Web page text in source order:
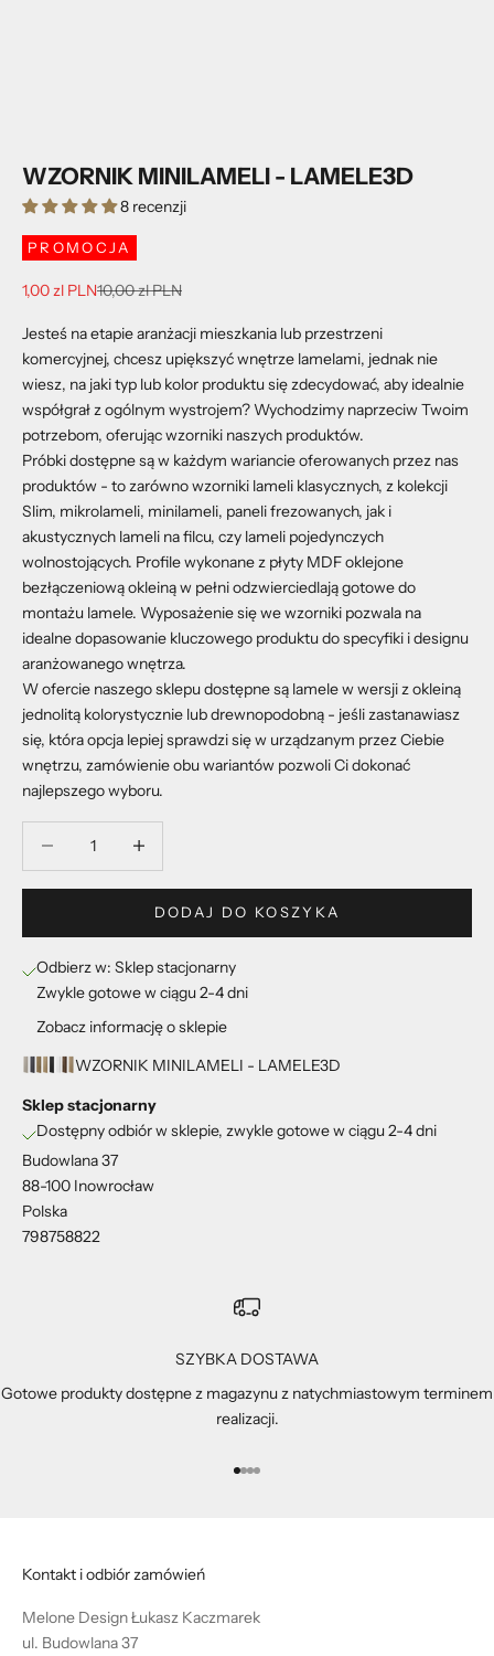
WZORNIK MINILAMELI - LAMELE3D
8 recenzji
PROMOCJA
Cena promocyjna
1,00 zl PLNCena regularna
10,00 zl PLN
Jesteś na etapie aranżacji mieszkania lub przestrzeni
komercyjnej, chcesz upiększyć wnętrze lamelami, jednak nie
wiesz, na jaki typ lub kolor produktu się zdecydować, aby idealnie
współgrał z ogólnym wystrojem? Wychodzimy naprzeciw Twoim
potrzebom, oferując wzorniki naszych produktów.
Próbki dostępne są w każdym wariancie oferowanych przez nas
produktów - to zarówno wzorniki lameli klasycznych, z kolekcji
Slim, mikrolameli, minilameli, paneli frezowanych, jak i
akustycznych lameli na filcu, czy lameli pojedynczych
wolnostojących. Profile wykonane z płyty MDF oklejone
bezłączeniową okleiną w pełni odzwierciedlają gotowe do
montażu lamele. Wyposażenie się we wzorniki pozwala na
idealne dopasowanie kluczowego produktu do specyfiki i designu
aranżowanego wnętrza.
W ofercie naszego sklepu dostępne są lamele w wersji z okleiną
jednolitą kolorystycznie lub drewnopodobną - jeśli zastanawiasz
się, która opcja lepiej sprawdzi się w urządzanym przez Ciebie
wnętrzu, zamówienie obu wariantów pozwoli Ci dokonać
najlepszego wyboru.
DODAJ DO KOSZYKA
Odbierz w: Sklep stacjonarny
Zwykle gotowe w ciągu 2-4 dni
Zobacz informację o sklepie
WZORNIK MINILAMELI - LAMELE3D
Sklep stacjonarny
Dostępny odbiór w sklepie, zwykle gotowe w ciągu 2-4 dni
Budowlana 37
88-100 Inowrocław
Polska
798758822
SZYBKA DOSTAWA
Gotowe produkty dostępne z magazynu z natychmiastowym terminem
realizacji.
Przejdź do 1
Przejdź do 2
Przejdź do 3
Przejdź do 4
Kontakt i odbiór zamówień
Melone Design Łukasz Kaczmarek
ul. Budowlana 37